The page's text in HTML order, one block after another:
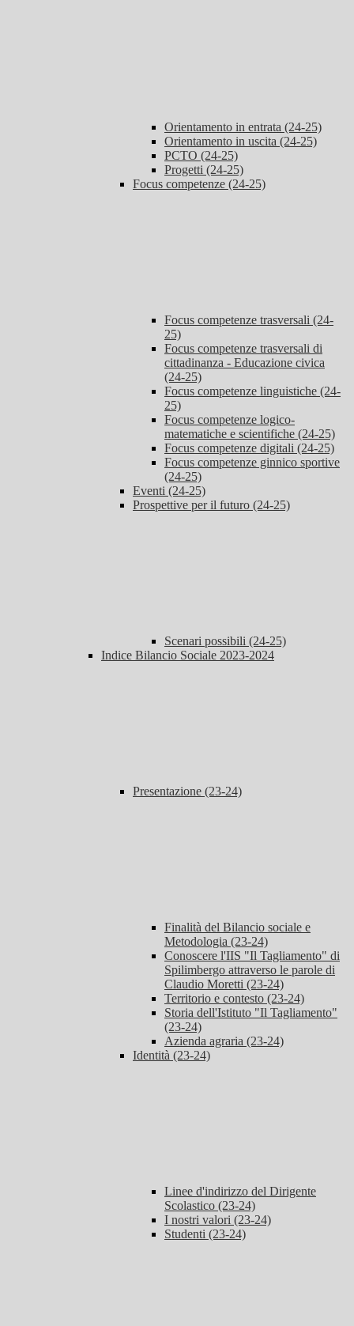
Orientamento in entrata (24-25)
Orientamento in uscita (24-25)
PCTO (24-25)
Progetti (24-25)
Focus competenze (24-25)
Focus competenze trasversali (24-
25)
Focus competenze trasversali di
cittadinanza - Educazione civica
(24-25)
Focus competenze linguistiche (24-
25)
Focus competenze logico-
matematiche e scientifiche (24-25)
Focus competenze digitali (24-25)
Focus competenze ginnico sportive
(24-25)
Eventi (24-25)
Prospettive per il futuro (24-25)
Scenari possibili (24-25)
Indice Bilancio Sociale 2023-2024
Presentazione (23-24)
Finalità del Bilancio sociale e
Metodologia (23-24)
Conoscere l'IIS "Il Tagliamento" di
Spilimbergo attraverso le parole di
Claudio Moretti (23-24)
Territorio e contesto (23-24)
Storia dell'Istituto "Il Tagliamento"
(23-24)
Azienda agraria (23-24)
Identità (23-24)
Linee d'indirizzo del Dirigente
Scolastico (23-24)
I nostri valori (23-24)
Studenti (23-24)